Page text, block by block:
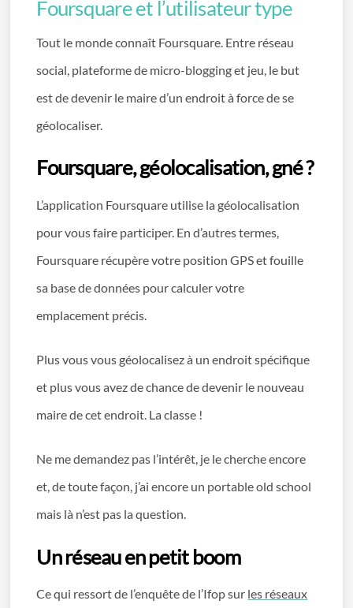
Foursquare et l’utilisateur type
Tout le monde connaît Foursquare. Entre réseau
social, plateforme de micro-blogging et jeu, le but
est de devenir le maire d’un endroit à force de se
géolocaliser.
Foursquare, géolocalisation, gné ?
L’application Foursquare utilise la géolocalisation
pour vous faire participer. En d’autres termes,
Foursquare récupère votre position GPS et fouille
sa base de données pour calculer votre
emplacement précis.
Plus vous vous géolocalisez à un endroit spécifique
et plus vous avez de chance de devenir le nouveau
maire de cet endroit. La classe !
Ne me demandez pas l’intérêt, je le cherche encore
et, de toute façon, j’ai encore un portable old school
mais là n’est pas la question.
Un réseau en petit boom
Ce qui ressort de l’enquête de l’Ifop sur les réseaux